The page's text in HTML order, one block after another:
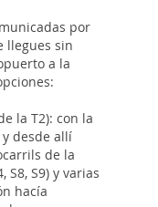
por
llegues sin
a la
la T2): con la
desde allí
de la
S8, S9) y varias
hacía